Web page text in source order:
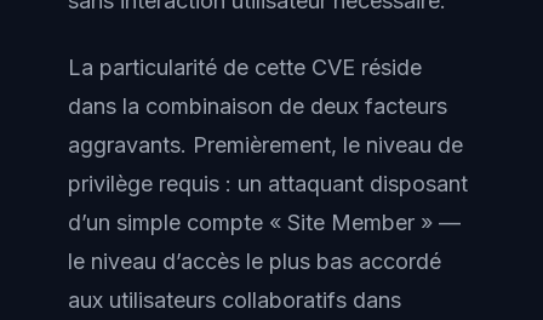
La particularité de cette CVE réside
dans la combinaison de deux facteurs
aggravants. Premièrement, le niveau de
privilège requis : un attaquant disposant
d’un simple compte « Site Member » —
le niveau d’accès le plus bas accordé
aux utilisateurs collaboratifs dans